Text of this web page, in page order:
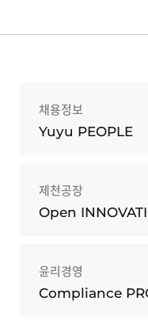
채용정보
Yuyu PEOPLE
제천공장
Open
윤리경영
Compliance